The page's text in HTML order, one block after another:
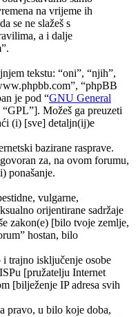
na vrijeme ih
se ne slažeš s
a i dalje
tekstu: “oni”, “njih”,
“phpBB
je pod “GNU General
Možeš ga preuzeti
(i) [sve] detaljn(ij)e
bazirane rasprave.
za, na ovom forumu,
ponašanje.
vulgarne,
orijentirane sadržaje
zakon(e) [bilo tvoje zemlje,
hostan, bilo
trajno isključenje osobe
[pružatelju Internet
[bilježenje IP adresa svih
pravo, u bilo koje doba,